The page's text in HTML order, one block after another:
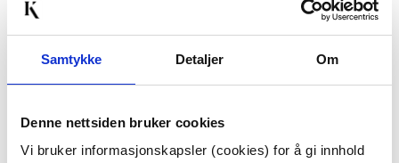
Samtykke Detaljer Om
Denne nettsiden bruker cookies
Vi bruker informasjonskapsler (cookies) for å gi innhold